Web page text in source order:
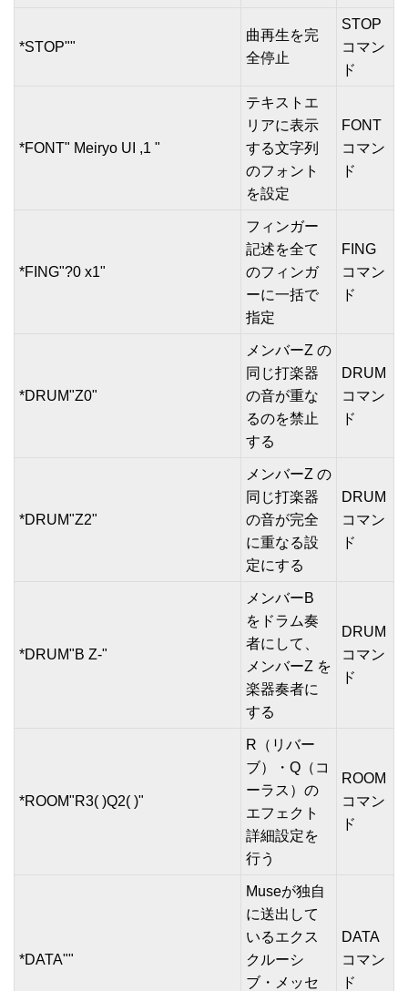
*STOP""
曲再生を完
全停止
STOP
コマン
ド
*FONT" Meiryo UI ,1 "
テキストエ
リアに表示
する文字列
のフォント
を設定
FONT
コマン
ド
*FING"?0 x1"
フィンガー
記述を全て
のフィンガ
ーに一括で
指定
FING
コマン
ド
*DRUM"Z0"
メンバーZ の
同じ打楽器
の音が重な
るのを禁止
する
DRUM
コマン
ド
*DRUM"Z2"
メンバーZ の
同じ打楽器
の音が完全
に重なる設
定にする
DRUM
コマン
ド
*DRUM"B Z-"
メンバーB
をドラム奏
者にして、
メンバーZ を
楽器奏者に
する
DRUM
コマン
ド
*ROOM"R3( )Q2( )"
R（リバー
ブ）・Q（コ
ーラス）の
エフェクト
詳細設定を
行う
ROOM
コマン
ド
*DATA""
Museが独自
に送出して
いるエクス
クルーシ
ブ・メッセ
DATA
コマン
ド